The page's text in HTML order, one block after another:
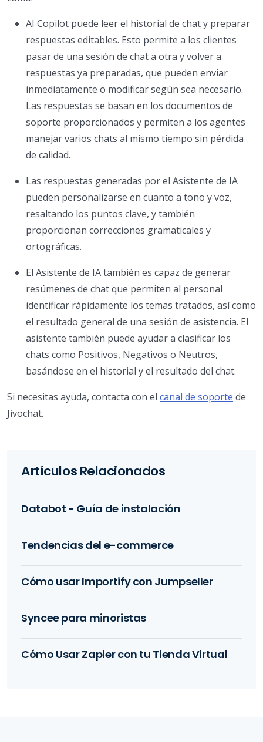
AI Copilot puede leer el historial de chat y preparar
respuestas editables. Esto permite a los clientes
pasar de una sesión de chat a otra y volver a
respuestas ya preparadas, que pueden enviar
inmediatamente o modificar según sea necesario.
Las respuestas se basan en los documentos de
soporte proporcionados y permiten a los agentes
manejar varios chats al mismo tiempo sin pérdida
de calidad.
Las respuestas generadas por el Asistente de IA
pueden personalizarse en cuanto a tono y voz,
resaltando los puntos clave, y también
proporcionan correcciones gramaticales y
ortográficas.
El Asistente de IA también es capaz de generar
resúmenes de chat que permiten al personal
identificar rápidamente los temas tratados, así como
el resultado general de una sesión de asistencia. El
asistente también puede ayudar a clasificar los
chats como Positivos, Negativos o Neutros,
basándose en el historial y el resultado del chat.
Si necesitas ayuda, contacta con el canal de soporte de
Jivochat.
Artículos Relacionados
Databot - Guía de instalación
Tendencias del e-commerce
Cómo usar Importify con Jumpseller
Syncee para minoristas
Cómo Usar Zapier con tu Tienda Virtual